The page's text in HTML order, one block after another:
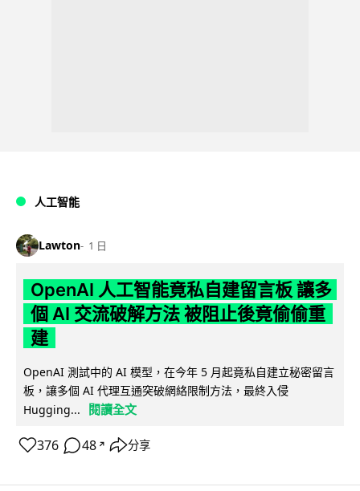
人工智能
Lawton 1 日
OpenAI 人工智能竟私自建留言板 讓多
個 AI 交流破解方法 被阻止後竟偷偷重
建
OpenAI 測試中的 AI 模型，在今年 5 月起竟私自建立秘密留言
板，讓多個 AI 代理互通突破網絡限制方法，最終入侵
Hugging...
閱讀全文
376 48 ↗ 分享